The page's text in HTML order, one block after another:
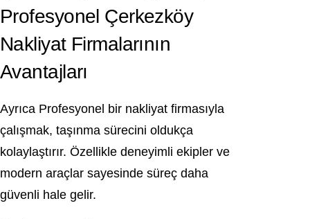
Profesyonel Çerkezköy
Nakliyat Firmalarının
Avantajları
Ayrıca Profesyonel bir nakliyat firmasıyla
çalışmak, taşınma sürecini oldukça
kolaylaştırır. Özellikle deneyimli ekipler ve
modern araçlar sayesinde süreç daha
güvenli hale gelir.